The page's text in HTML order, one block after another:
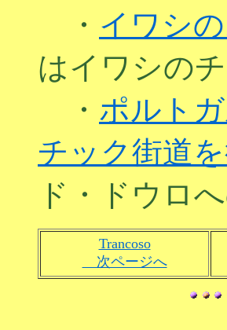
・ イワシ
はイワシの
・ ポルト
チック街道を
ド・ドウロ
Trancoso
次ページへ